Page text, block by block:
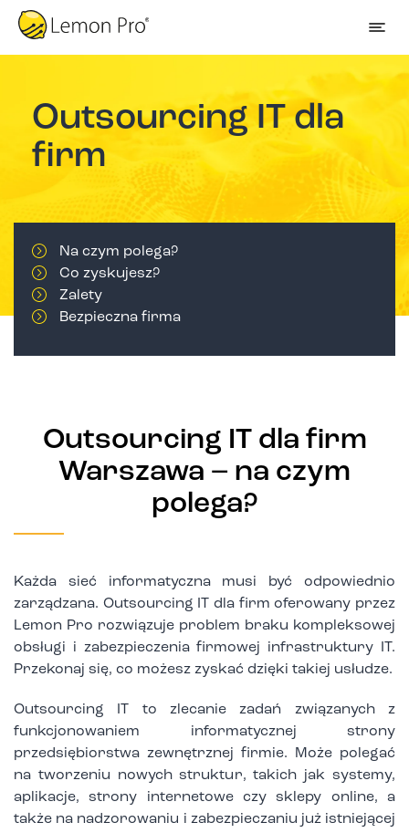
Outsourcing IT dla
firm
Na czym polega?
Co zyskujesz?
Zalety
Bezpieczna firma
Outsourcing IT dla firm
Warszawa – na czym
polega?
Każda sieć informatyczna musi być odpowiednio
zarządzana. Outsourcing IT dla firm oferowany przez
Lemon Pro rozwiązuje problem braku kompleksowej
obsługi i zabezpieczenia firmowej infrastruktury IT.
Przekonaj się, co możesz zyskać dzięki takiej usłudze.
Outsourcing IT to zlecanie zadań związanych z
funkcjonowaniem informatycznej strony
przedsiębiorstwa zewnętrznej firmie. Może polegać
na tworzeniu nowych struktur, takich jak systemy,
aplikacje, strony internetowe czy sklepy online, a
także na nadzorowaniu i zabezpieczaniu już istniejącej